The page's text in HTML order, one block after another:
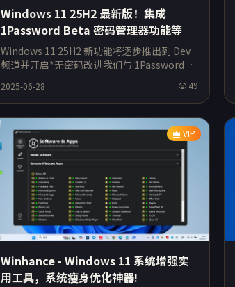
Windows 11 25H2 最新版！集成
1Password Beta 密码管理器功能等
Windows 11 25H2 新功能将逐步推出到 Dev
频道并开启*无密码改进我们与 1Password 合
2025-06-28 49
VIP
Winhance - Windows 11 系统增强实
用工具，系统瘦身优化神器!